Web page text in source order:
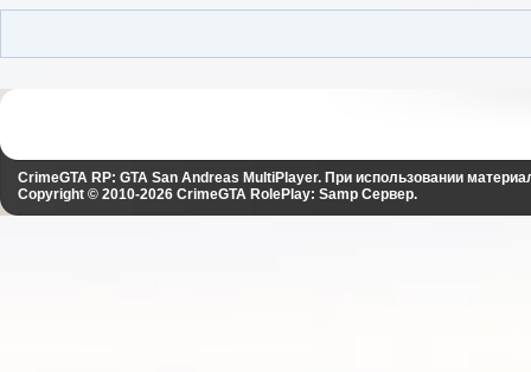
CrimeGTA RP: GTA San Andreas MultiPlayer. При использовании
Copyright © 2010-2026 CrimeGTA RolePlay: Samp Сервер.